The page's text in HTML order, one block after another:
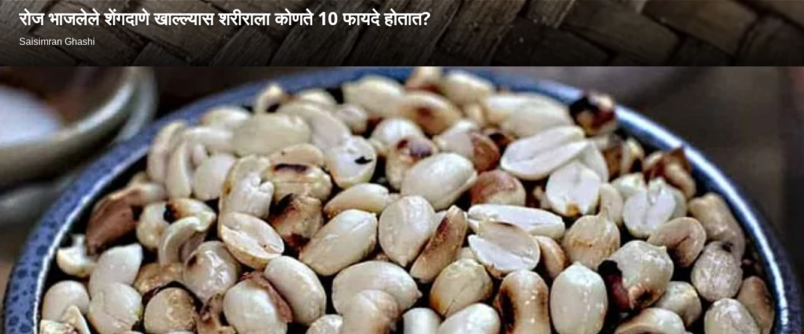
रोज भाजलेले शेंगदाणे खाल्ल्यास शरीराला कोणते 10 फायदे होतात?
Saisimran Ghashi